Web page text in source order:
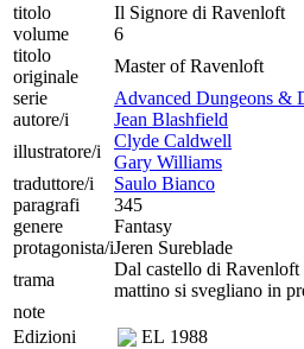
titolo
Il Signore di Ravenloft
volume
6
titolo
originale
Master of Ravenloft
serie
Advanced Dungeons &
autore/i
Jean Blashfield
illustratore/i
Clyde Caldwell
Gary Williams
traduttore/i
Saulo Bianco
paragrafi
345
genere
Fantasy
protagonista/iJeren Sureblade
trama
Dal castello di Ravenloft
mattino si svegliano in
note
Edizioni
EL 1988